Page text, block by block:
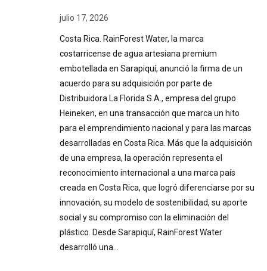
julio 17, 2026
Costa Rica. RainForest Water, la marca
costarricense de agua artesiana premium
embotellada en Sarapiquí, anunció la firma de un
acuerdo para su adquisición por parte de
Distribuidora La Florida S.A., empresa del grupo
Heineken, en una transacción que marca un hito
para el emprendimiento nacional y para las marcas
desarrolladas en Costa Rica. Más que la adquisición
de una empresa, la operación representa el
reconocimiento internacional a una marca país
creada en Costa Rica, que logró diferenciarse por su
innovación, su modelo de sostenibilidad, su aporte
social y su compromiso con la eliminación del
plástico. Desde Sarapiquí, RainForest Water
desarrolló una…